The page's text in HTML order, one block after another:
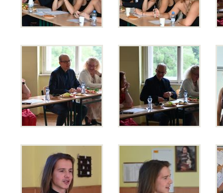
Den otevřených dveří
Lyceum – LY (nástupce programu EVA)
Ekonomické lyceum – EL